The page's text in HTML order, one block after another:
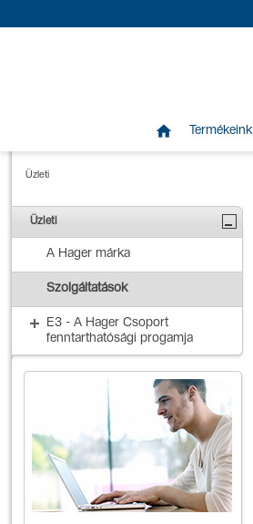
 Termékeink
Üzleti
Üzleti
A Hager márka
Szolgáltatások
E3 - A Hager Csoport
fenntarthatósági progamja